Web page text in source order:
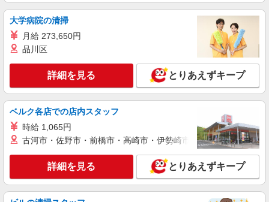
株式会社グロップ 名古屋オフィス
ゴム製品の製造機械オペレーター／二交替／土
日休み
時給1,300円〜1,625円＋交通費全額支給 ※残
業発生時は時給25％アップ ※交通費支給規定あり
※給与の希望日払い（週払い）制度あり ＜月収例
＞ ※月22日勤務の場合（日勤帯の場合） 時給
1,300円×8時間×22日＝228,800万円＋交通費 ※月
22日勤務の場合（夜勤帯の場合） （時給1,300円
×4時間＋時給1,625円×4時間）×22日＝257,400万
雇入れ直後：愛知県名古屋市南区 変更の範
囲：会社の定める就業場所
キープ
派遣社員
裁断機オペレーター（夜勤）
基本時給1400円・深夜時給1750円 ※交通費全
額支給（規定あり） 【月収例】26.1万円（20日勤
大学病院の清掃
月給 273,650円
品川区
詳細を見る とりあえずキープ
ベルク各店での店内スタッフ
時給 1,065円
古河市・佐野市・前橋市・高崎市・伊勢崎市・太田市・館林市
詳細を見る とりあえずキープ